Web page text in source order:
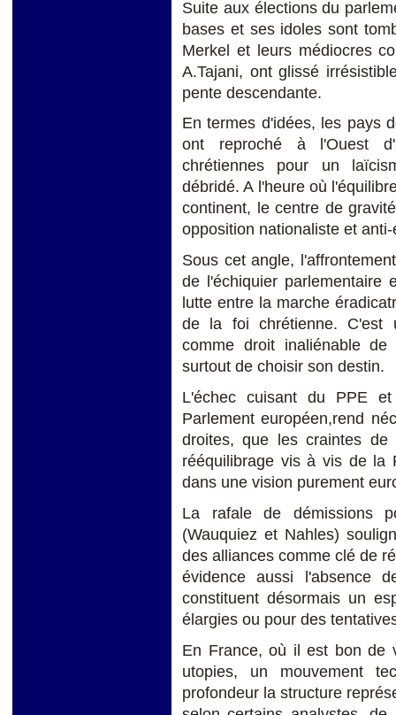
Suite aux élections du
bases et ses idoles sont
Merkel et leurs médiocres
A.Tajani, ont glissé
pente descendante.
En termes d'idées, les pays
ont reproché à l'Ouest
chrétiennes pour un
débridé. A l'heure où
continent, le centre de
opposition nationaliste et
Sous cet angle,
de l'échiquier
lutte entre la marche
de la foi chrétienne. C'est
comme droit inaliénable
surtout de choisir son destin.
L'échec cuisant du PPE
Parlement européen,rend
droites, que les craintes de
rééquilibrage vis à vis de la
dans une vision purement
La rafale de démissions
(Wauquiez et Nahles)
des alliances comme clé de
évidence aussi l'absence
constituent désormais un
élargies ou pour des
En France, où il est bon de
utopies, un mouvement
profondeur la structure